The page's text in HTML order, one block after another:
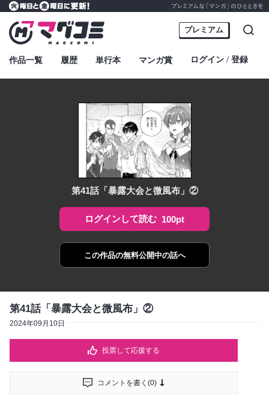
マグコミ – Mag Garden Comic Online
プレミアムな「マンガ」のひとときを
火曜日と金曜日に更新！
プレミアム
作品一覧 履歴 単行本 マンガ賞 ログイン ・
登録
検索
第41話「暴露大会と微風布」②
ログインして読む 100pt
この作品の無料公開中の話へ
第41話「暴露大会と微風布」②
2024年09月10日
投票して応援する
コメントを書く(0)